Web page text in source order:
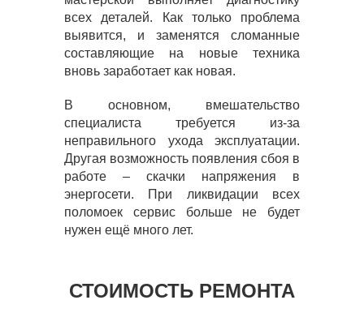
всех деталей. Как только проблема
выявится, и заменятся сломанные
составляющие на новые техника
вновь заработает как новая.
В основном, вмешательство
специалиста требуется из-за
неправильного ухода эксплуатации.
Другая возможность появления сбоя в
работе – скачки напряжения в
энергосети. При ликвидации всех
поломоек сервис больше не будет
нужен ещё много лет.
СТОИМОСТЬ РЕМОНТА